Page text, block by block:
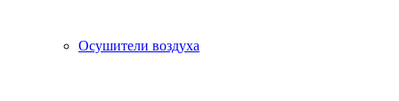
Осушители воздуха